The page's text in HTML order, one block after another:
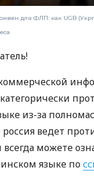
для ФЛП: как UGB
из-за
ведет
можете
языке по